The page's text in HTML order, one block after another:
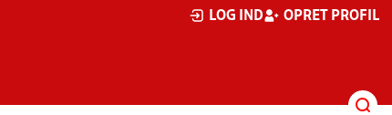
LOG IND OPRET PROFIL